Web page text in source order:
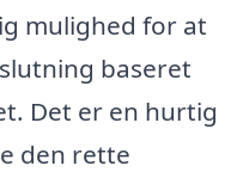
mulighed for at
baseret
Det er en hurtig
den rette